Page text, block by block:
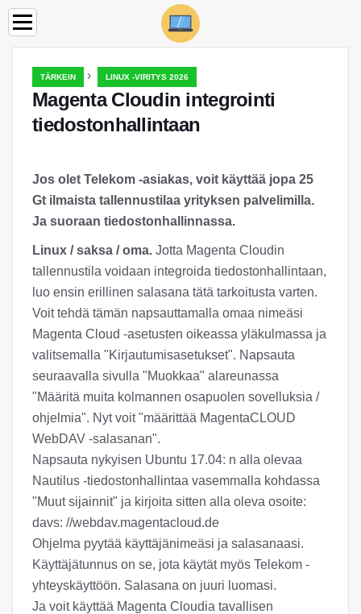
TÄRKEIN › LINUX -VIRITYS 2026
Magenta Cloudin integrointi
tiedostonhallintaan
Jos olet Telekom -asiakas, voit käyttää jopa 25
Gt ilmaista tallennustilaa yrityksen palvelimilla.
Ja suoraan tiedostonhallinnassa.
Linux / saksa / oma. Jotta Magenta Cloudin
tallennustila voidaan integroida tiedostonhallintaan,
luo ensin erillinen salasana tätä tarkoitusta varten.
Voit tehdä tämän napsauttamalla omaa nimeäsi
Magenta Cloud -asetusten oikeassa yläkulmassa ja
valitsemalla "Kirjautumisasetukset". Napsauta
seuraavalla sivulla "Muokkaa" alareunassa
"Määritä muita kolmannen osapuolen sovelluksia /
ohjelmia". Nyt voit "määrittää MagentaCLOUD
WebDAV -salasanan".
Napsauta nykyisen Ubuntu 17.04: n alla olevaa
Nautilus -tiedostonhallintaa vasemmalla kohdassa
"Muut sijainnit" ja kirjoita sitten alla oleva osoite:
davs: //webdav.magentacloud.de
Ohjelma pyytää käyttäjänimeäsi ja salasanaasi.
Käyttäjätunnus on se, jota käytät myös Telekom -
yhteyskäyttöön. Salasana on juuri luomasi.
Ja voit käyttää Magenta Cloudia tavallisen